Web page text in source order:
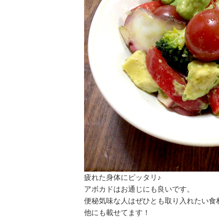
疲れた身体にピッタリ♪
アボカドはお通じにも良いです。
便秘気味な人はぜひとも取り入れたい食
他にも載せてます！